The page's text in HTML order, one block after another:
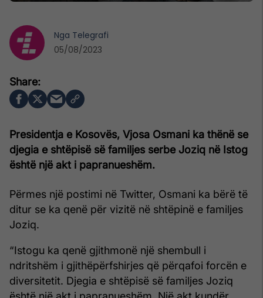
Presidentja e Kosovës, Vjosa Osmani ka thënë se
djegia e shtëpisë së familjes serbe Joziq në Istog
është një akt i papranueshëm.
Përmes një postimi në Twitter, Osmani ka bërë të
ditur se ka qenë për vizitë në shtëpinë e familjes
Joziq.
“Istogu ka qenë gjithmonë një shembull i
ndritshëm i gjithëpërfshirjes që përqafoi forcën e
diversitetit. Djegia e shtëpisë së familjes Joziq
Nga Telegrafi
05/08/2023